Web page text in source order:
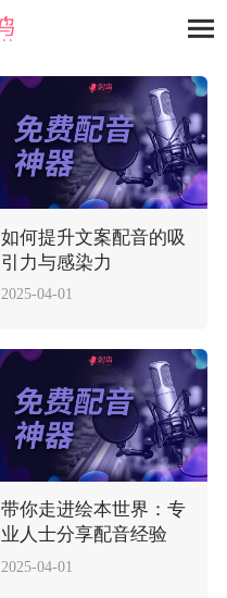
如何提升文案配音的吸
引力与感染力
2025-04-01
带你走进绘本世界：专
业人士分享配音经验
2025-04-01